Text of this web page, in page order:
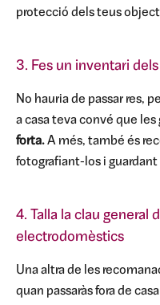
protecció dels teus
3. Fes un inventari
No hauria de passar res,
a casa teva convé que les
forta.A més, també és
fotografiant-los i
4. Talla la clau general
electrodomèstics
Una altra de les
quan passaràs fora de